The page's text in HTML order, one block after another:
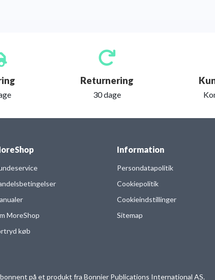
Returnering
30 dage
MoreShop
køb
Information
Persondatapolitik
Cookiepolitik
Cookieindstillinger
Sitemap
på et produkt fra Bonnier Publications International AS.